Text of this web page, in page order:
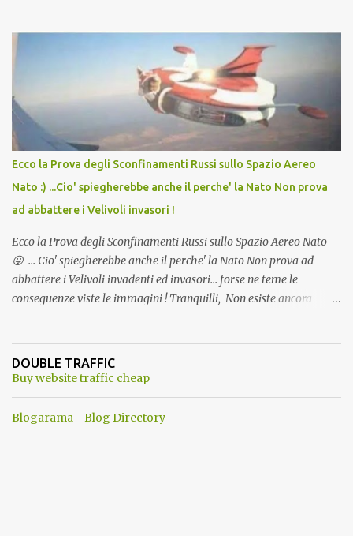
Vaccino come: l' Amaro del Capo, era "spettacolare Ghiacciato, ma
andava bene anche, a Temperatura Ambiente"! Riproponiamo
l'articolo per NON Dimenticare!
Ecco la Prova degli Sconfinamenti Russi sullo Spazio Aereo
Nato :) ...Cio' spiegherebbe anche il perche' la Nato Non prova
ad abbattere i Velivoli invasori !
Ecco la Prova degli Sconfinamenti Russi sullo Spazio Aereo Nato
😛 ... Cio' spiegherebbe anche il perche' la Nato Non prova ad
abbattere i Velivoli invadenti ed invasori... forse ne teme le
conseguenze viste le immagini ! Tranquilli, Non esiste ancora
ancora una fantasia Nato o forse una "False Flag", per provocare
una guerra mondiale che difficilmente da menti sane, potrebbe
DOUBLE TRAFFIC
Buy website traffic cheap
Blogarama - Blog Directory